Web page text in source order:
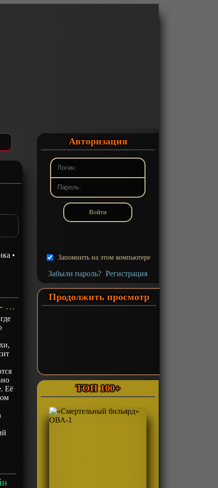
•
«Шампиньонная ведьма» ТВ-1 - описание
Её
Авторизация
Запомнить на этом компьютере
Забыли пароль? Регистрация
Продолжить просмотр
ТОП 100+